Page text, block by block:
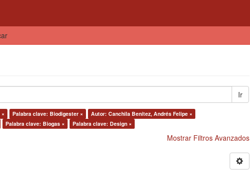
Ir
Palabra clave: Biodigester ×
Autor: Canchila Benítez, Andrés Felipe ×
Palabra clave: Biogas × Palabra clave: Design ×
Mostrar Filtros Avanzados